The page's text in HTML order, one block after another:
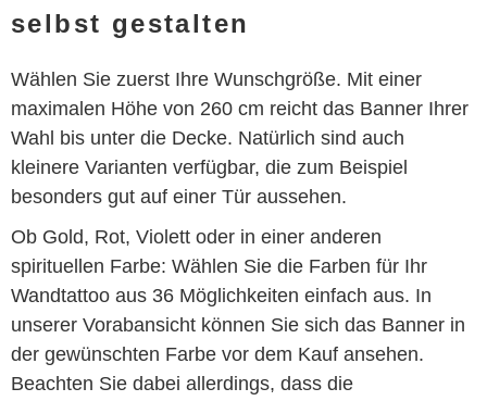
selbst gestalten
Wählen Sie zuerst Ihre Wunschgröße. Mit einer
maximalen Höhe von 260 cm reicht das Banner Ihrer
Wahl bis unter die Decke. Natürlich sind auch
kleinere Varianten verfügbar, die zum Beispiel
besonders gut auf einer Tür aussehen.
Ob Gold, Rot, Violett oder in einer anderen
spirituellen Farbe: Wählen Sie die Farben für Ihr
Wandtattoo aus 36 Möglichkeiten einfach aus. In
unserer Vorabansicht können Sie sich das Banner in
der gewünschten Farbe vor dem Kauf ansehen.
Beachten Sie dabei allerdings, dass die